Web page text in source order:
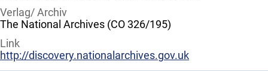
Verlag/ Archiv
The National Archives (CO 326/195)
Link
http://discovery.nationalarchives.gov.uk